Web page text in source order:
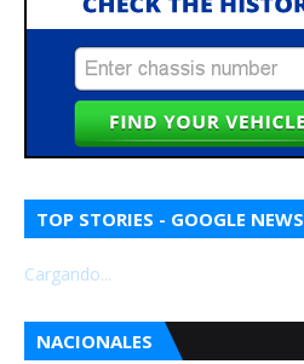
TOP STORIES - GOOGLE NEWS
Cargando...
NACIONALES